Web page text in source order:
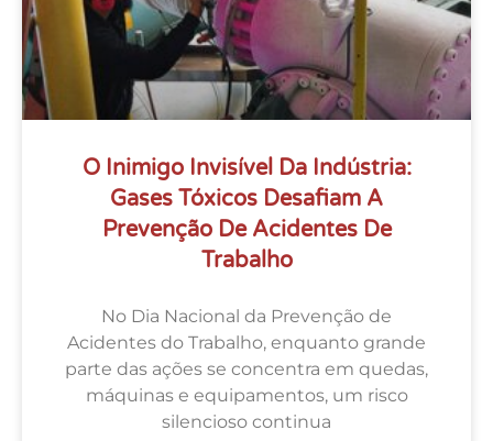
O Inimigo Invisível Da Indústria:
Gases Tóxicos Desafiam A
Prevenção De Acidentes De
Trabalho
No Dia Nacional da Prevenção de
Acidentes do Trabalho, enquanto grande
parte das ações se concentra em quedas,
máquinas e equipamentos, um risco
silencioso continua